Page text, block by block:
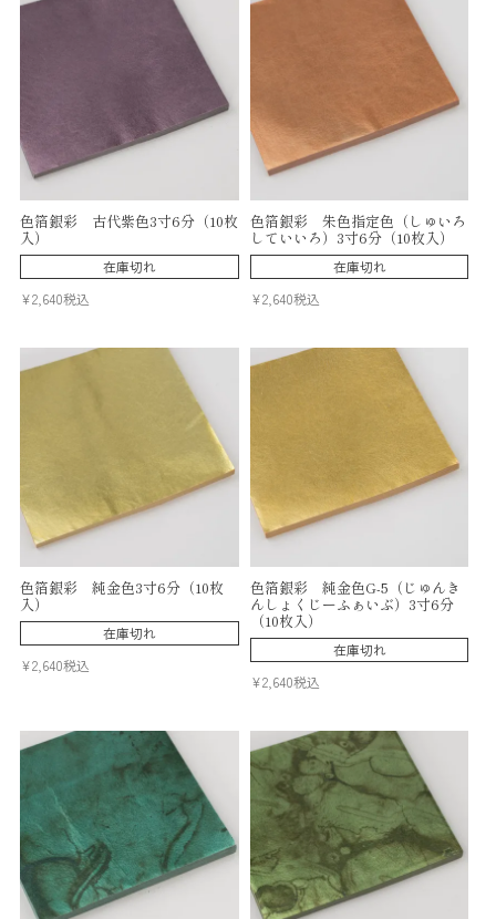
色箔銀彩 古代紫色3寸6分（10枚
入）
在庫切れ
¥2,640税込
色箔銀彩 朱色指定色（しゅいろ
していいろ）3寸6分（10枚入）
在庫切れ
¥2,640税込
色箔銀彩 純金色3寸6分（10枚
入）
在庫切れ
¥2,640税込
色箔銀彩 純金色G-5（じゅんき
んしょくじーふぁいぶ）3寸6分
（10枚入）
在庫切れ
¥2,640税込